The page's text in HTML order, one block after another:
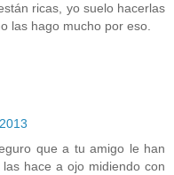
ricas, yo suelo hacerlas
las hago mucho por eso.
que a tu amigo le han
hace a ojo midiendo con